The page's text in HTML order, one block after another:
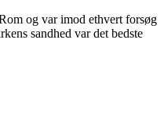
og var imod ethvert forsøg
sandhed var det bedste